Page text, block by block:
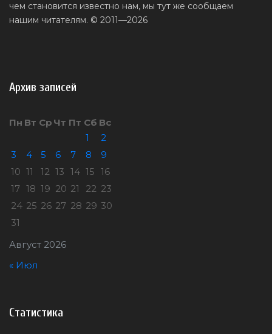
чем становится известно нам, мы тут же сообщаем
нашим читателям. © 2011—2026
Архив записей
Август 2026
Пн Вт Ср Чт Пт Сб Вс
1
2
3
4 5 6 7 8
9
10 11 12 13 14 15 16
17 18 19 20 21 22 23
24 25 26 27 28 29 30
31
« Июл
Статистика